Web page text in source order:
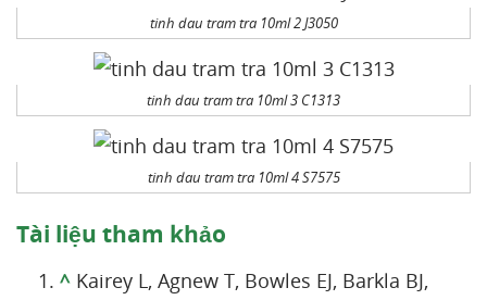
tinh dau tram tra 10ml 2 J3050
tinh dau tram tra 10ml 3 C1313
tinh dau tram tra 10ml 4 S7575
Tài liệu tham khảo
^ Kairey L, Agnew T, Bowles EJ, Barkla BJ,